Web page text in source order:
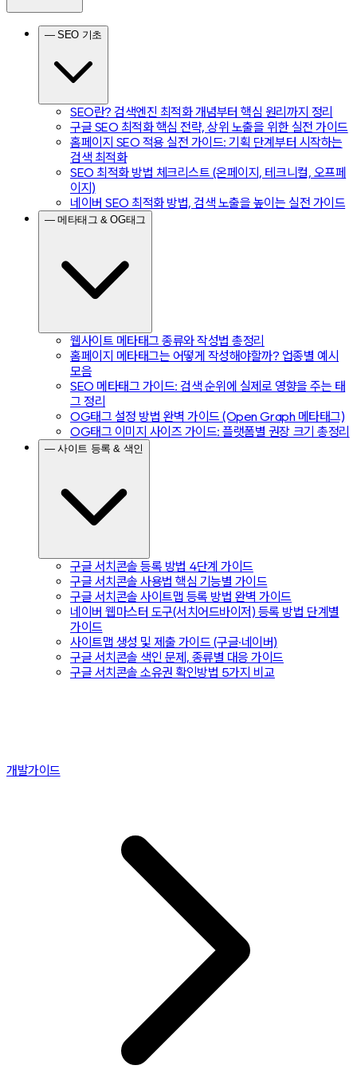
— SEO 기초
SEO란? 검색엔진 최적화 개념부터 핵심 원리까지 정리
구글 SEO 최적화 핵심 전략, 상위 노출을 위한 실전 가이드
홈페이지 SEO 적용 실전 가이드: 기획 단계부터 시작하는
검색 최적화
SEO 최적화 방법 체크리스트 (온페이지, 테크니컬, 오프페
이지)
네이버 SEO 최적화 방법, 검색 노출을 높이는 실전 가이드
— 메타태그 & OG태그
웹사이트 메타태그 종류와 작성법 총정리
홈페이지 메타태그는 어떻게 작성해야할까? 업종별 예시
모음
SEO 메타태그 가이드: 검색 순위에 실제로 영향을 주는 태
그 정리
OG태그 설정 방법 완벽 가이드 (Open Graph 메타태그)
OG태그 이미지 사이즈 가이드: 플랫폼별 권장 크기 총정리
— 사이트 등록 & 색인
구글 서치콘솔 등록 방법 4단계 가이드
구글 서치콘솔 사용법 핵심 기능별 가이드
구글 서치콘솔 사이트맵 등록 방법 완벽 가이드
네이버 웹마스터 도구(서치어드바이저) 등록 방법 단계별
가이드
사이트맵 생성 및 제출 가이드 (구글·네이버)
구글 서치콘솔 색인 문제, 종류별 대응 가이드
구글 서치콘솔 소유권 확인방법 5가지 비교
개발가이드